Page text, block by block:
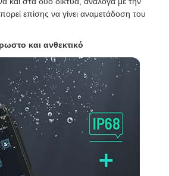
επίσης να γίνει αναμετάδοση του
και ανθεκτικό